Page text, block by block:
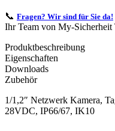
📞 Fragen? Wir sind für Sie da!
Ihr Team von My-
Produktbeschreibung
Eigenschaften
Downloads
Zubehör
1/1,2″ Netzwerk Kamera,
28VDC, IP66/67, IK10